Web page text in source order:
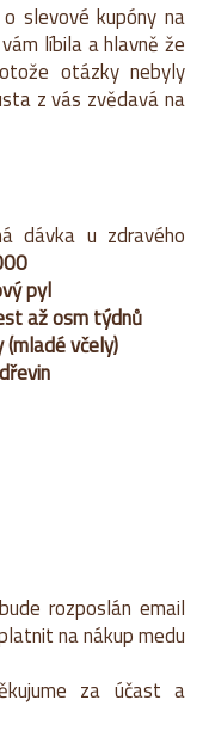
slevové kupóny na
líbila a hlavně že
otázky nebyly
z vás zvědavá na
dávka u zdravého
pyl
ažosm týdnů
(mladé včely)
rozposlán email
na nákup medu
za účast a